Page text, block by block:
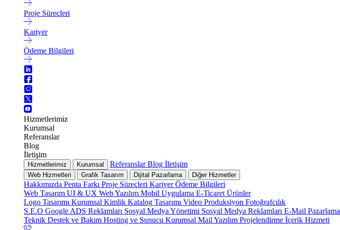
Proje Süreçleri
Kariyer
Ödeme Bilgileri
Hizmetlerimiz
Kurumsal
Referanslar
Blog
İletişim
Hizmetlerimiz Kurumsal ReferanslarBlog İletişim
Web Hizmetleri Grafik Tasarım Dijital Pazarlama Diğer Hizmetler
Hakkımızda Penta Farkı Proje Süreçleri KariyerÖdeme Bilgileri
Web Tasarım UI & UX Web Yazılım Mobil Uygulama E-Ticaret Ürünler
Logo Tasarımı Kurumsal Kimlik Katalog Tasarımı Video Produksiyon Fotoğrafçılık
S.E.O Google ADS Reklamları Sosyal Medya Yönetimi Sosyal Medya Reklamları E-Mail Pazarlama
Teknik Destek ve Bakım Hosting ve Sunucu Kurumsal Mail Yazılım Projelendirme İçerik Hizmeti